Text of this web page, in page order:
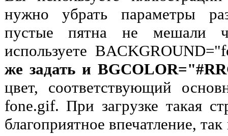
нужно убрать параметры
пустые пятна не мешали
используете
же задать и
цвет, соответствующий
fone.gif. При загрузке такая
благоприятное впечатление,